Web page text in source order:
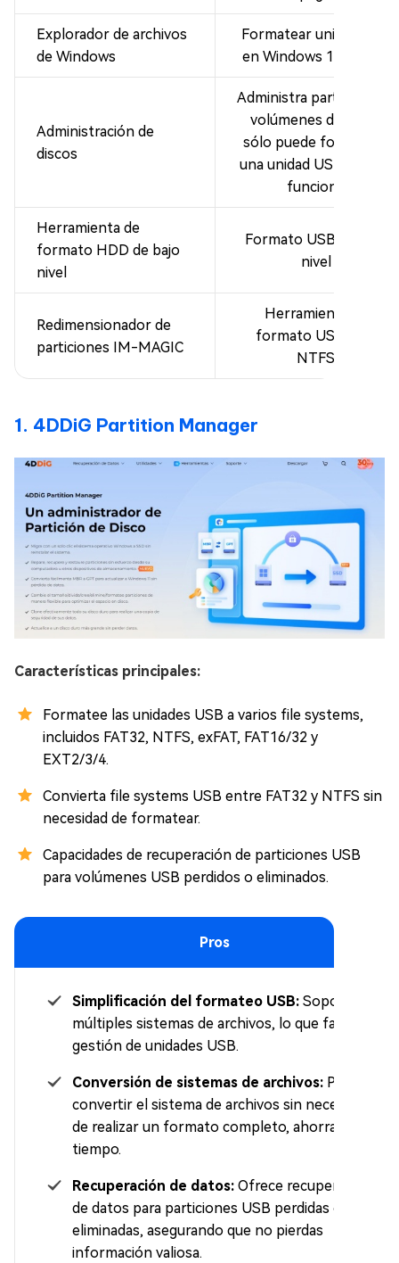
Explorador de archivos
de Windows
Formatear unidad USB
en Windows 11/10/8/7
Administración de
discos
Administra particiones y
volúmenes de disco,
sólo puede formatear
una unidad USB que no
funcione
Herramienta de
formato HDD de bajo
nivel
Formato USB de bajo
nivel
Redimensionador de
particiones IM-MAGIC
Herramienta de
formato USB para
NTFS
1. 4DDiG Partition Manager
Características principales:
Formatee las unidades USB a varios file systems,
incluidos FAT32, NTFS, exFAT, FAT16/32 y
EXT2/3/4.
Convierta file systems USB entre FAT32 y NTFS sin
necesidad de formatear.
Capacidades de recuperación de particiones USB
para volúmenes USB perdidos o eliminados.
Pros
Simplificación del formateo USB: Soporta
múltiples sistemas de archivos, lo que facilita la
gestión de unidades USB.
Conversión de sistemas de archivos: Permite
convertir el sistema de archivos sin necesidad
de realizar un formato completo, ahorrando
tiempo.
Recuperación de datos: Ofrece recuperación
de datos para particiones USB perdidas o
eliminadas, asegurando que no pierdas
información valiosa.